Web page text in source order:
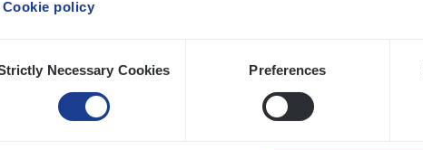
Cookie policy
Necessary Cookies Preferences